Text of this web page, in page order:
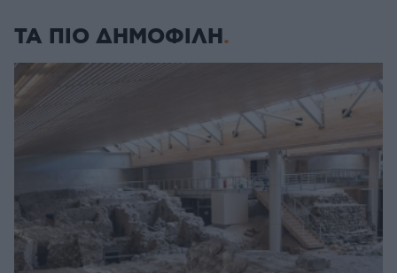
ΤΑ ΠΙΟ ΔΗΜΟΦΙΛΗ